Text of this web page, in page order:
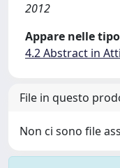
2012
Appare nelle
4.2 Abstract in
File in questo
Non ci sono file